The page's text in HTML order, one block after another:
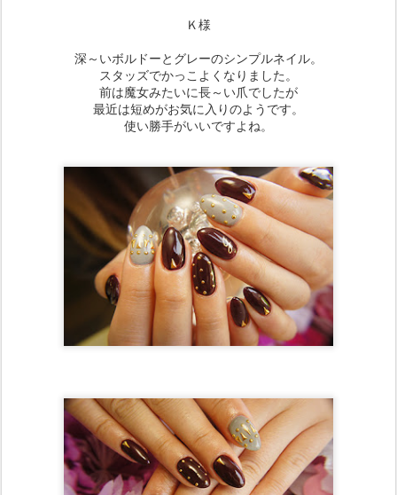
Ｋ様
深～いボルドーとグレーのシンプルネイル。
スタッズでかっこよくなりました。
前は魔女みたいに長～い爪でしたが
最近は短めがお気に入りのようです。
使い勝手がいいですよね。